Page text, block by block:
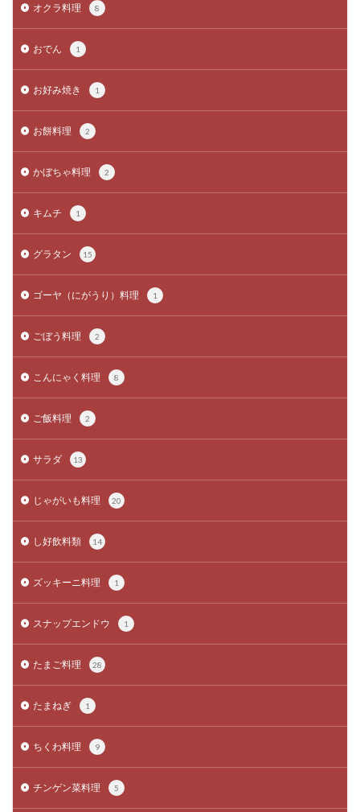
オクラ料理 8
おでん 1
お好み焼き 1
お餅料理 2
かぼちゃ料理 2
キムチ 1
グラタン 15
ゴーヤ（にがうり）料理 1
ごぼう料理 2
こんにゃく料理 8
ご飯料理 2
サラダ 13
じゃがいも料理 20
し好飲料類 14
ズッキーニ料理 1
スナップエンドウ 1
たまご料理 28
たまねぎ 1
ちくわ料理 9
チンゲン菜料理 5